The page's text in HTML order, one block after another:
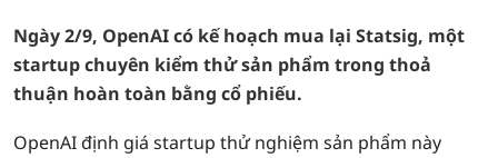
Ngày 2/9, OpenAI có kế hoạch mua lại Statsig, một
startup chuyên kiểm thử sản phẩm trong thoả
thuận hoàn toàn bằng cổ phiếu.
OpenAI định giá startup thử nghiệm sản phẩm này